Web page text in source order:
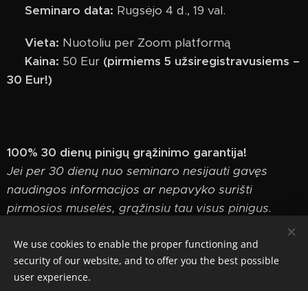
📅 Seminaro data: Rugsėjo 4 d., 19 val.
📍 Vieta: Nuotoliu per Zoom platformą
💶 Kaina: 50 Eur (pirmiems 5 užsiregistravusiems –
30 Eur!)
100% 30 dienų pinigų grąžinimo garantija!
Jei per 30 dienų nuo seminaro nesijauti gavęs
naudingos informacijos ar nepavyko surišti
pirmosios muselės, grąžinsiu tau visus pinigus.
We use cookies to enable the proper functioning and
security of our website, and to offer you the best possible
user experience.